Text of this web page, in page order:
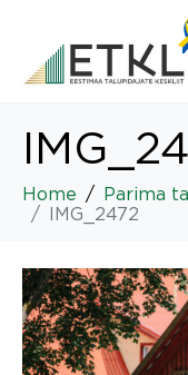
Home
Parima
IMG_2472